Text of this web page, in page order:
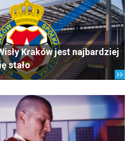
Kraków jest najbardziej
stało